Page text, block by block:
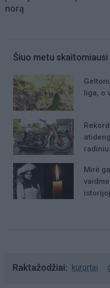
norą
Šiuo metu skaitomiausi
liga, o
Mirė
Raktažodžiai kurortai